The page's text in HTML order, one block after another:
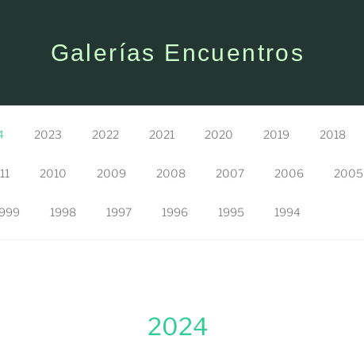
Galerías Encuentros
2023 2022 2021 2020 2019 2018
2010 2009 2008 2007 2006 2005
1998 1997 1996 1995 1994
2024